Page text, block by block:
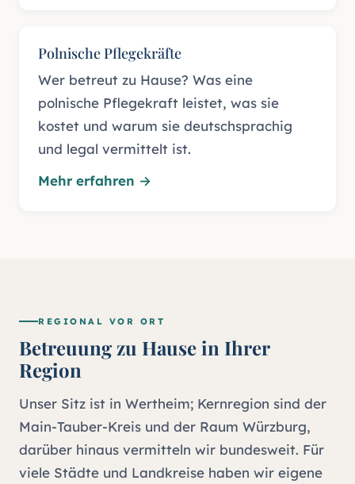
Polnische Pflegekräfte
Wer betreut zu Hause? Was eine
polnische Pflegekraft leistet, was sie
kostet und warum sie deutschsprachig
und legal vermittelt ist.
Mehr erfahren →
REGIONAL VOR ORT
Betreuung zu Hause in Ihrer
Region
Unser Sitz ist in Wertheim; Kernregion sind der
Main-Tauber-Kreis und der Raum Würzburg,
darüber hinaus vermitteln wir bundesweit. Für
viele Städte und Landkreise haben wir eigene